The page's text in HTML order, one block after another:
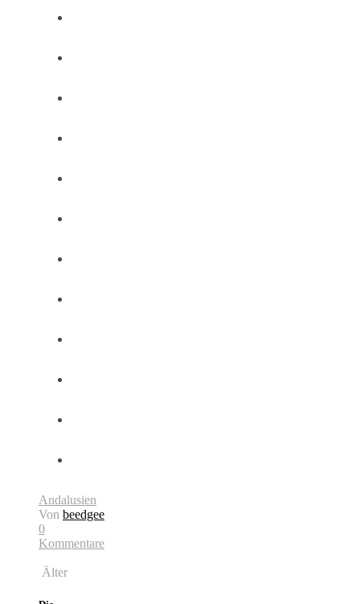
Andalusien
Von beedgee
0
Kommentare
Älter